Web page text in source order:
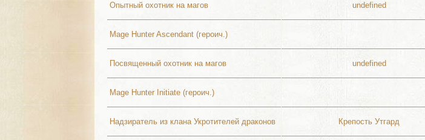
Опытный охотник на магов undefined
Mage Hunter Ascendant (героич.)
Посвященный охотник на магов undefined
Mage Hunter Initiate (героич.)
Надзиратель из клана Укротителей драконов Крепость Утгард